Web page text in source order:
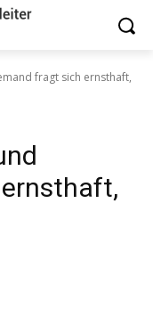
fragt sich ernsthaft,